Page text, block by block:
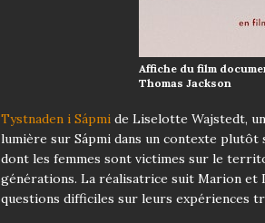
Affiche du film
Thomas Jackson
Tystnaden i Sápmi de Liselotte Wajstedt,
lumière sur Sápmi dans un contexte plutôt
dont les femmes sont victimes sur le
générations. La réalisatrice suit Marion et
questions difficiles sur leurs expériences